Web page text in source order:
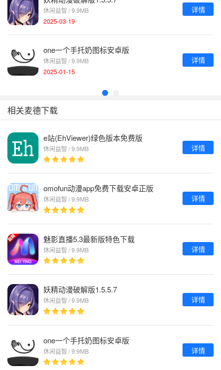
休闲益智 / 9.9MB
2025-03-19
详情
one一个手托奶图标安卓版
休闲益智 / 9.9MB
2025-01-15
详情
相关麦德下载
e站(EhViewer)绿色版本免费版
休闲益智 / 9.9MB 详情
omofun动漫app免费下载安卓正版
休闲益智 / 9.9MB 详情
魅影直播5.3最新版特色下载
休闲益智 / 9.9MB 详情
妖精动漫破解版1.5.5.7
休闲益智 / 9.9MB 详情
one一个手托奶图标安卓版
休闲益智 / 9.9MB 详情